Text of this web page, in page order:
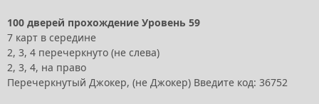
100 дверей прохождение Уровень 59
7 карт в середине
2, 3, 4 перечеркнуто (не слева)
2, 3, 4, на право
Перечеркнутый Джокер, (не Джокер) Введите код: 36752